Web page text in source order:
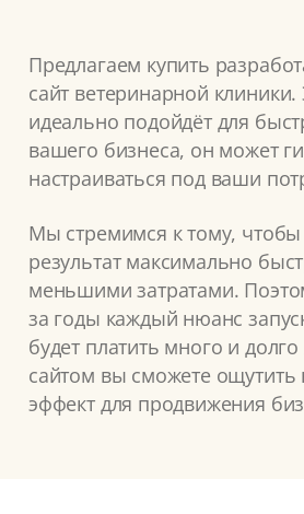
Предлагаем купить
сайт ветеринарной клиники.
идеально подойдёт для
вашего бизнеса, он может
настраиваться под ваши
Мы стремимся к тому,
результат максимально
меньшими затратами.
за годы каждый нюанс
будет платить много и
сайтом вы сможете
эффект для продвижения